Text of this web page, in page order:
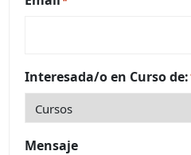
Interesada/o en Curso de:
Mensaje